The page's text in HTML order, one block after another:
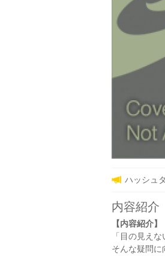
ハッシュ
内容紹介
【内容紹介】
「目の見え
そんな疑問に